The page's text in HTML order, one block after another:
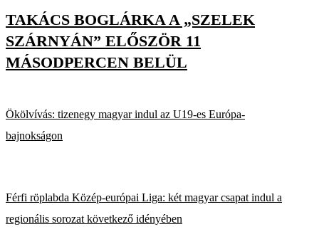
TAKÁCS BOGLÁRKA A „SZELEK
SZÁRNYÁN” ELŐSZÖR 11
MÁSODPERCEN BELÜL
Ökölvívás: tizenegy magyar indul az U19-es Európa-
bajnokságon
Férfi röplabda Közép-európai Liga: két magyar csapat indul a
regionális sorozat következő idényében